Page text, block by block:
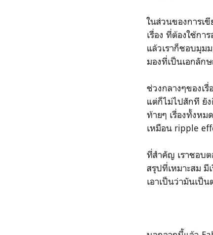
ในส่วนของการเ
เรื่อง ที่ต้องใช้กา
แล้วเราก็ชอบมุม
มองที่เป็นเอกลัก
ช่วงกลางๆของเ
แต่ก็ไม่ไปสักที ยั
ท้ายๆ เรื่องทั้งหม
เหมือน ripple
ที่สำคัญ เราชอบต
สรุปที่เหมาะสม มี
เอาเป็นว่ามันเป็